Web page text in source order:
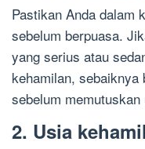
Pastikan Anda dalam
sebelum berpuasa.
yang serius atau
kehamilan,
sebelum
2. Usia